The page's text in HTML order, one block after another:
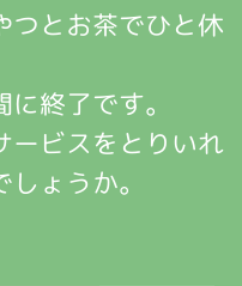
つとお茶でひと休
終了です。
ービスをとりいれ
ょうか。